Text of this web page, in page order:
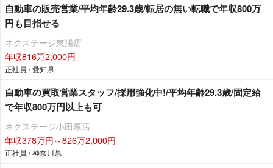
自動車の販売営業/平均年齢29.3歳/転居の無い転職で年収800万
円も目指せる
ネクステージ東浦店
年収816万2,000円
正社員 / 愛知県
自動車の買取営業スタッフ/採用強化中!/平均年齢29.3歳/固定給
で年収800万円以上も可
ネクステージ小田原店
年収378万円～826万2,000円
正社員 / 神奈川県